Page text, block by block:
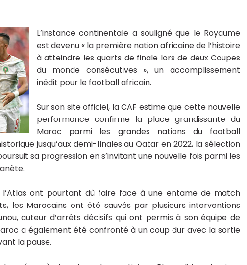
L’instance continentale a souligné que le Royaume
est devenu « la première nation africaine de l’histoire
à atteindre les quarts de finale lors de deux Coupes
du monde consécutives », un accomplissement
inédit pour le football africain.
Sur son site officiel, la CAF estime que cette nouvelle
performance confirme la place grandissante du
Maroc parmi les grandes nations du football
jusqu’aux demi-finales au Qatar en 2022, la sélection
sa progression en s’invitant une nouvelle fois parmi les
l’Atlas ont pourtant dû faire face à une entame de match
les Marocains ont été sauvés par plusieurs interventions
auteur d’arrêts décisifs qui ont permis à son équipe de
a également été confronté à un coup dur avec la sortie
la pause.